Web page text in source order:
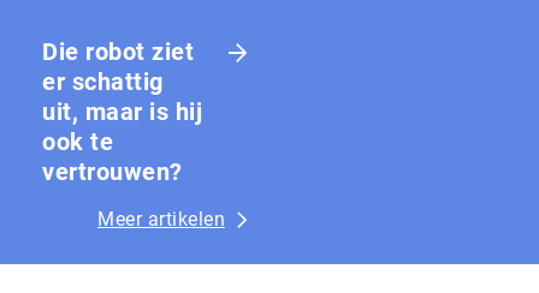
Die robot ziet
er schattig
uit, maar is hij
ook te
vertrouwen?
Meer artikelen